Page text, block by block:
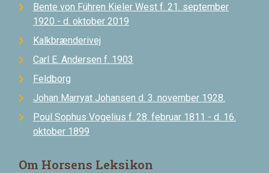
Bente von Führen Kieler West f. 21. september
1920 - d. oktober 2019
Kalkbrænderivej
Carl E. Andersen f. 1903
Feldborg
Johan Marryat Johansen d. 3. november 1928.
Poul Sophus Vogelius f. 28. februar 1811 - d. 16.
oktober 1899
Om Horsens Leksikon